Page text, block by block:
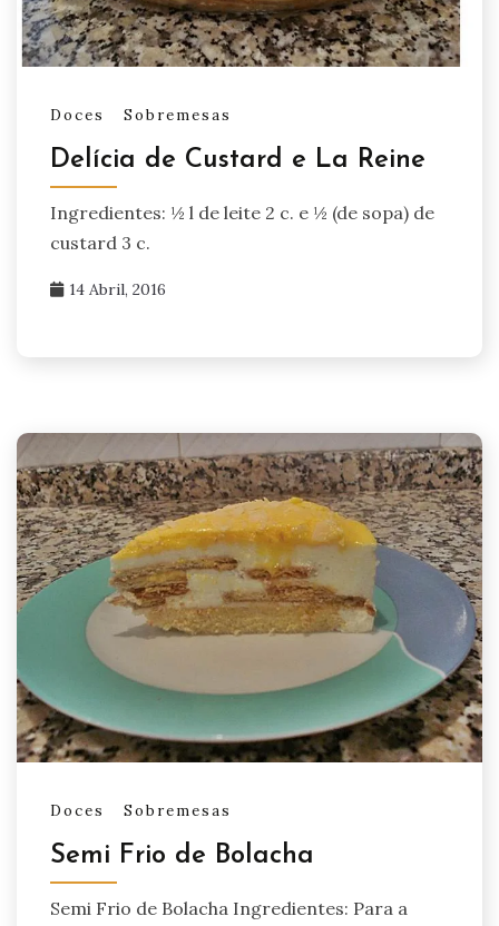
Doces Sobremesas
Delícia de Custard e La Reine
Ingredientes: ½ l de leite 2 c. e ½ (de sopa) de
custard 3 c.
14 Abril, 2016
Doces Sobremesas
Semi Frio de Bolacha
Semi Frio de Bolacha Ingredientes: Para a